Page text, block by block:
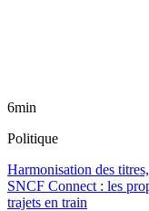
6min
Politique
Harmonisation des
SNCF Connect : les
trajets en train